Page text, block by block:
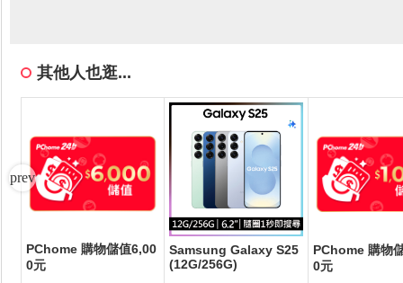
其他人也逛...
PChome 購物儲值6,00
0元
Samsung Galaxy S25
(12G/256G)
PChome 購物
0元